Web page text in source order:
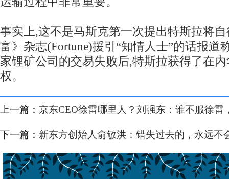
事实上,这不是马斯克第一次提出特斯拉将
富》杂志(Fortune)援引“知情人士”的话报道
家锂矿公司的交易失败后,特斯拉获得了在
权。
上一篇： 京东CEO徐雷哪里人？刘强东：谁不服徐雷
下一篇： 新东方创始人俞敏洪：错失过去的，永远不